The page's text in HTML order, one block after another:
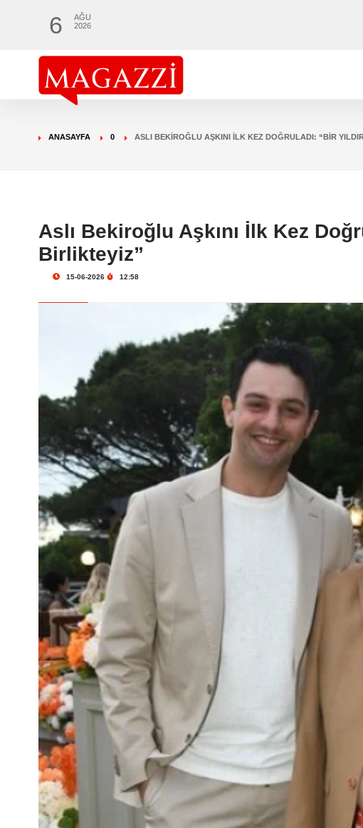
6
AĞU
2026
ANASAYFA 0 ASLI BEKIROĞLU AŞKINI İLK KEZ DOĞRULADI: “BIR
Aslı Bekiroğlu Aşkını İlk Kez
Birlikteyiz”
15-06-2026 12:58